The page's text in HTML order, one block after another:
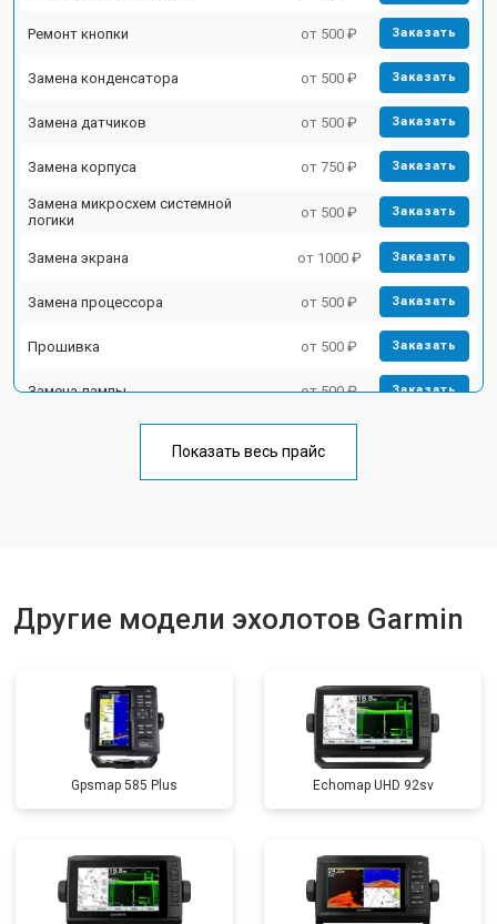
Ремонт кнопки от 500 ₽ Заказать
Замена конденсатора от 500 ₽ Заказать
Замена датчиков от 500 ₽ Заказать
Замена корпуса от 750 ₽ Заказать
Замена микросхем системной
логики
от 500 ₽ Заказать
Замена экрана от 1000 ₽ Заказать
Замена процессора от 500 ₽ Заказать
Прошивка от 500 ₽ Заказать
Замена лампы от 500 ₽ Заказать
Показать весь прайс
Другие модели эхолотов Garmin
Gpsmap 585 Plus Echomap UHD 92sv